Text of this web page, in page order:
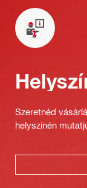
Szeretnéd
helyszínén